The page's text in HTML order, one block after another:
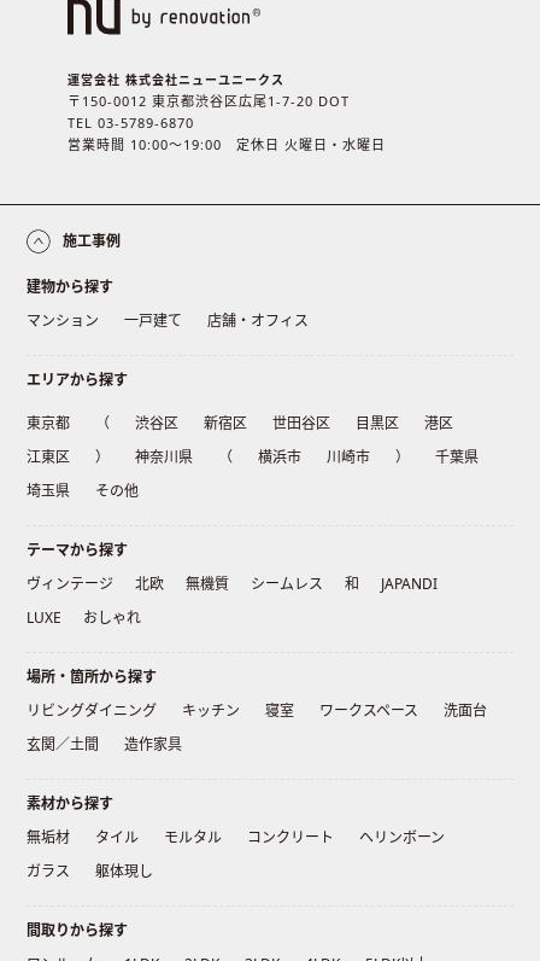
運営会社 株式会社ニューユニークス
〒150-0012 東京都渋谷区広尾1-7-20 DOT
TEL 03-5789-6870
営業時間 10:00〜19:00 定休日 火曜日・水曜日
施工事例
建物から探す
マンション
一戸建て 店舗・オフィス
エリアから探す
東京都 （ 渋谷区 新宿区 世田谷区 目黒区
港区
江東区
） 神奈川県 （ 横浜市 川崎市 ）
千葉県
埼玉県
その他
テーマから探す
ヴィンテージ
北欧 無機質 シームレス 和
JAPANDI
LUXE
おしゃれ
場所・箇所から探す
リビングダイニング
キッチン 寝室 ワークスペース
洗面台
玄関／土間
造作家具
素材から探す
無垢材
タイル モルタル コンクリート
ヘリンボーン
ガラス
躯体現し
間取りから探す